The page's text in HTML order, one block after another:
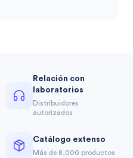
Relación con
laboratorios
Distribuidores
autorizados
Catálogo extenso
Más de 8,000 productos